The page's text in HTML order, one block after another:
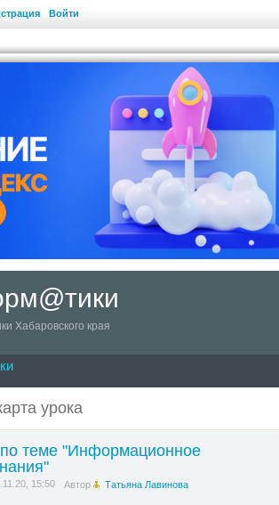
Войти
Хабаровского края
урока
теме "Информационное
15:50 Автор Татьяна Лавинова